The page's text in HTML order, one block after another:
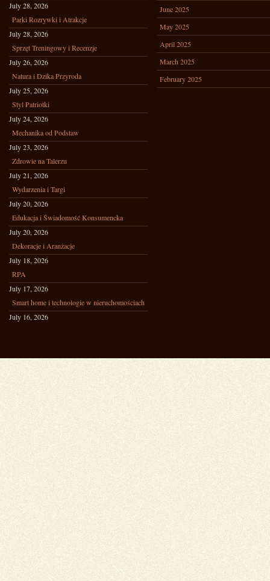
July 28, 2026
Parki Rozrywki i Atrakcje
July 28, 2026
Sprzęt Treningowy i Recenzje
July 26, 2026
Natura i Dzika Przyroda
July 25, 2026
Styl Patriotki
July 24, 2026
Mechanika od Podstaw
July 23, 2026
Zdrowie na Talerzu
July 21, 2026
Wydarzenia i Targi
July 20, 2026
Edukacja i Świadomość Konsumencka
July 20, 2026
Dekoracje i Aranżacje
July 18, 2026
RPA
July 17, 2026
Smart home i technologie w nieruchomościach
July 16, 2026
June 2025
May 2025
April 2025
March 2025
February 2025